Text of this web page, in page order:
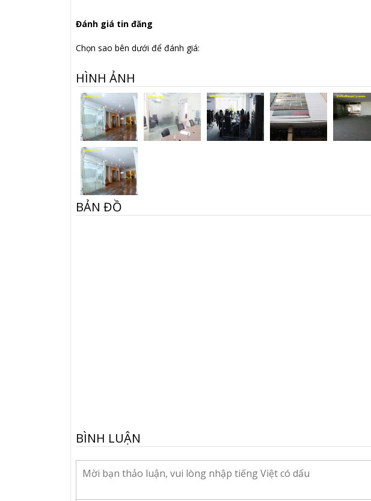
Đánh giá tin đăng
Chọn sao bên dưới để đánh giá:
HÌNH ẢNH
BẢN ĐỒ
BÌNH LUẬN